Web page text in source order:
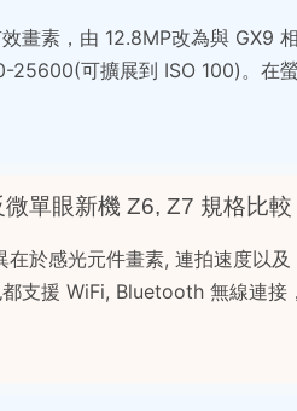
畫素，由 12.8MP改為與 GX9
25600(可擴展到 ISO 100)。在
單眼新機 Z6, Z7 規格比較
於感光元件畫素, 連拍速度以
支援 WiFi, Bluetooth 無線連接